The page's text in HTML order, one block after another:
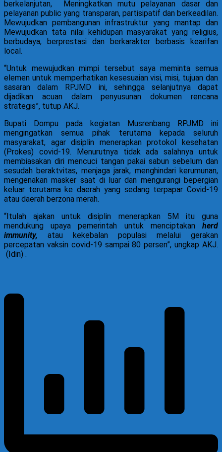
berkelanjutan, Meningkatkan mutu pelayanan dasar dan
pelayanan public yang transparan, partisipatif dan berkeadilan.
Mewujudkan pembangunan infrastruktur yang mantap dan
Mewujudkan tata nilai kehidupan masyarakat yang religius,
berbudaya, berprestasi dan berkarakter berbasis kearifan
local.
“Untuk mewujudkan mimpi tersebut saya meminta semua
elemen untuk memperhatikan kesesuaian visi, misi, tujuan dan
sasaran dalam RPJMD ini, sehingga selanjutnya dapat
dijadikan acuan dalam penyusunan dokumen rencana
strategis”, tutup AKJ.
Bupati Dompu pada kegiatan Musrenbang RPJMD ini
mengingatkan semua pihak terutama kepada seluruh
masyarakat, agar disiplin menerapkan protokol kesehatan
(Prokes) covid-19. Menurutnya tidak ada salahnya untuk
membiasakan diri mencuci tangan pakai sabun sebelum dan
sesudah beraktvitas, menjaga jarak, menghindari kerumunan,
mengenakan masker saat di luar dan mengurangi bepergian
keluar terutama ke daerah yang sedang terpapar Covid-19
atau daerah berzona merah.
“Itulah ajakan untuk disiplin menerapkan 5M itu guna
mendukung upaya pemerintah untuk menciptakan herd
immunity, atau kekebalan populasi melalui gerakan
percepatan vaksin covid-19 sampai 80 persen”, ungkap AKJ.
(Idin) .